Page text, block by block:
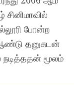
போன்ற
தனுசுடன்
மூலம்